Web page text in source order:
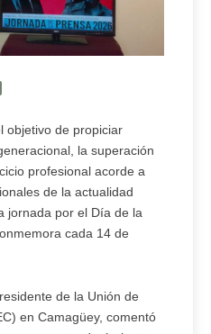
objetivo de propiciar
la superación
profesional acorde a
de la actualidad
jornada por el Día de la
cada 14 de
de la Unión de
en Camagüey, comentó